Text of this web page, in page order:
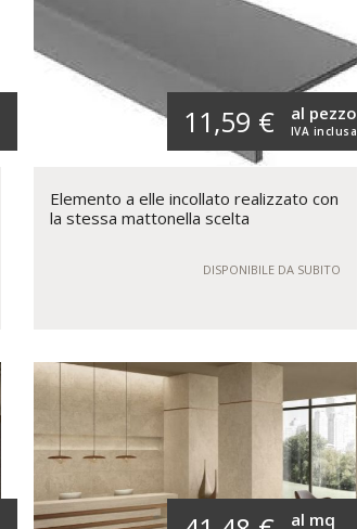
11,59 € IVA inclusa
al pezzo
Elemento a elle incollato realizzato con
la stessa mattonella scelta
DISPONIBILE DA SUBITO
al mq